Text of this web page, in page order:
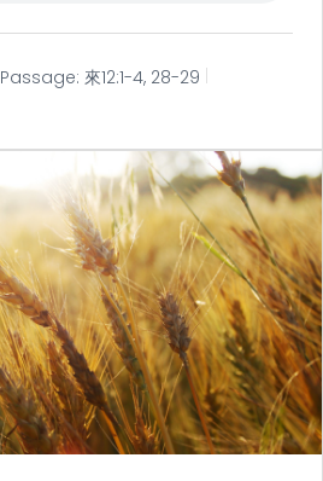
Passage: 來12:1-4, 28-29